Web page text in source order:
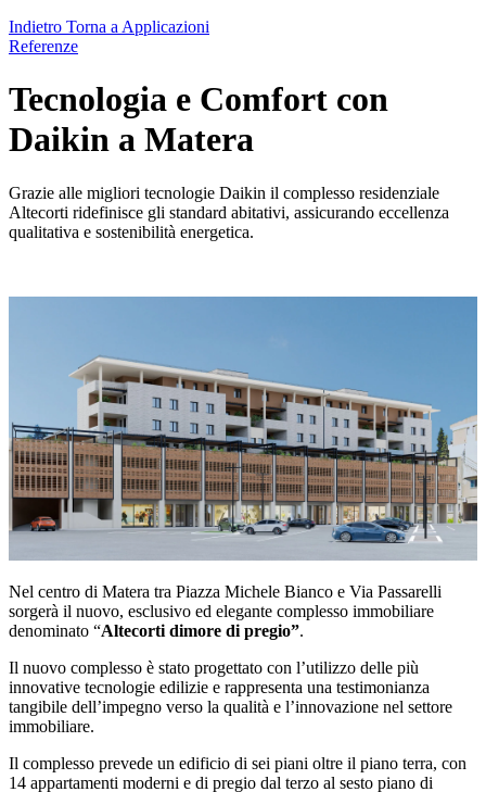
Indietro Torna a Applicazioni
Referenze
Tecnologia e Comfort con
Daikin a Matera
Grazie alle migliori tecnologie Daikin il complesso residenziale
Altecorti ridefinisce gli standard abitativi, assicurando eccellenza
qualitativa e sostenibilità energetica.
Nel centro di Matera tra Piazza Michele Bianco e Via Passarelli
sorgerà il nuovo, esclusivo ed elegante complesso immobiliare
denominato “Altecorti dimore di pregio”.
Il nuovo complesso è stato progettato con l’utilizzo delle più
innovative tecnologie edilizie e rappresenta una testimonianza
tangibile dell’impegno verso la qualità e l’innovazione nel settore
immobiliare.
Il complesso prevede un edificio di sei piani oltre il piano terra, con
14 appartamenti moderni e di pregio dal terzo al sesto piano di